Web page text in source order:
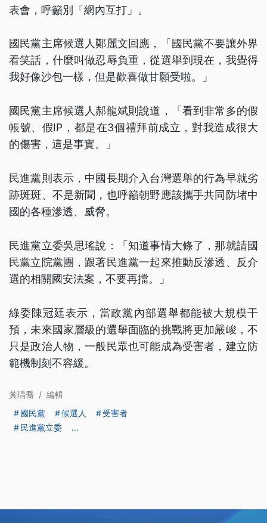
表會，呼籲別「網內互打」。
國民黨主席候選人鄭麗文回應，「國民黨不要讓外界
看笑話，什麼叫做忍辱負重，從選舉到現在，我覺得
我好像沙包一樣，但是歡喜做甘願受啦。」
國民黨主席候選人郝龍斌則說道，「看到非常多的假
帳號、假IP，都是在3個禮拜前成立，對我造成很大
的傷害，這是事實。」
民進黨則表示，中國長期介入台灣選舉的行為早就劣
跡斑斑、不是新聞，也呼籲朝野應該攜手共同防堵中
國的各種滲透、威脅。
民進黨立委吳思瑤說：「知道事情大條了，那就請國
民黨立院黨團，跟著民進黨一起來推動反滲透、反介
選的相關國安法案，不要再擋。」
綠委陳冠廷表示，當政黨內部選舉都能被大規模干
預，未來國家層級的選舉面臨的挑戰將更加嚴峻，不
只是政治人物，一般民眾也可能成為受害者，建立防
範機制刻不容緩。
黃瑀喬 / 編輯
國民黨
候選人
受害者
民進黨立委
...